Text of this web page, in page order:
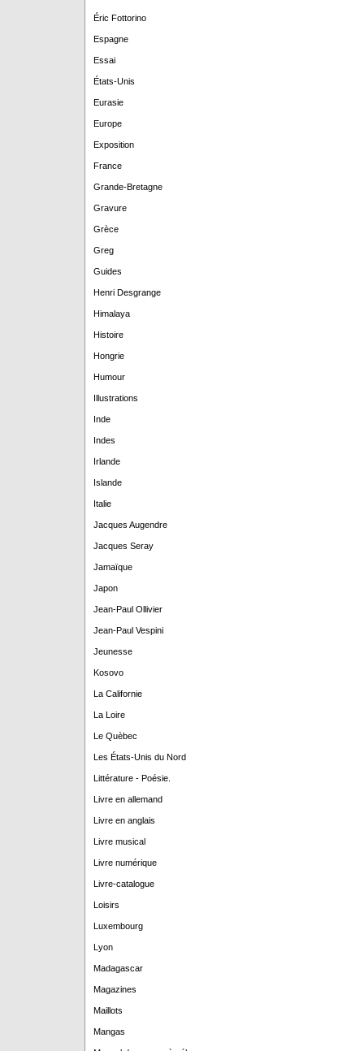
Éric Fottorino
Espagne
Essai
États-Unis
Eurasie
Europe
Exposition
France
Grande-Bretagne
Gravure
Grèce
Greg
Guides
Henri Desgrange
Himalaya
Histoire
Hongrie
Humour
Illustrations
Inde
Indes
Irlande
Islande
Italie
Jacques Augendre
Jacques Seray
Jamaïque
Japon
Jean-Paul Ollivier
Jean-Paul Vespini
Jeunesse
Kosovo
La Californie
La Loire
Le Quèbec
Les États-Unis du Nord
Littérature - Poésie.
Livre en allemand
Livre en anglais
Livre musical
Livre numérique
Livre-catalogue
Loisirs
Luxembourg
Lyon
Madagascar
Magazines
Maillots
Mangas